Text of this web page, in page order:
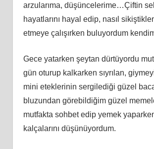
arzularıma, düşüncelerime…Çiftin
hayatlarını hayal edip, nasıl
etmeye çalışırken buluyordum
Gece yatarken şeytan dürtüyordu
gün oturup kalkarken sıyrılan,
mini eteklerinin sergilediği güzel
bluzundan görebildiğim güzel
mutfakta sohbet edip yemek
kalçalarını düşünüyordum.